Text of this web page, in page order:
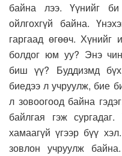
байна лээ. Үүнийг
ойлгохгүй байна.
гаргаад өгөөч.
болдог юм уу? Энэ
биш үү? Буддизмд
биедээ л учруулж, бие
л зовоогоод байна
байлгая гэж
хамаагүй үгээр бүү
зовлон учруулж